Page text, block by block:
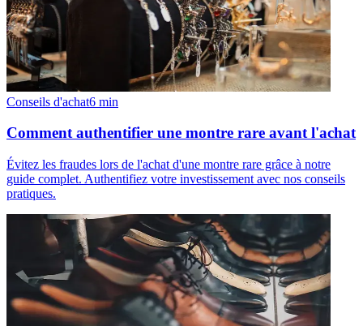
Conseils d'achat6 min
Comment authentifier une montre rare avant l'achat
Évitez les fraudes lors de l'achat d'une montre rare grâce à notre
guide complet. Authentifiez votre investissement avec nos conseils
pratiques.